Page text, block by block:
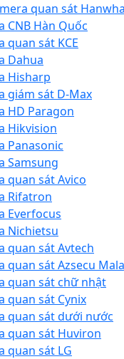
quan sát
CNB Hàn Quốc
quan sát KCE
Dahua
Hisharp
giám sát D-Max
HD Paragon
Hikvision
Panasonic
Samsung
quan sát Avico
Rifatron
Everfocus
Nichietsu
quan sát Avtech
quan sát Azsecu
quan sát chữ nhật
quan sát Cynix
quan sát dưới nước
quan sát Huviron
quan sát LG